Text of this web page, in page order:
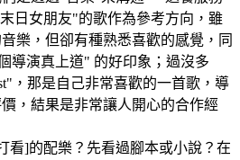
日女朋友"的歌作為參考方向，雖
樂，但卻有種熟悉喜歡的感覺，同
導演真上道" 的好印象；過沒多
，那是自己非常喜歡的一首歌，導
，結果是非常讓人開心的合作經
看]的配樂？先看過腳本或小說？在